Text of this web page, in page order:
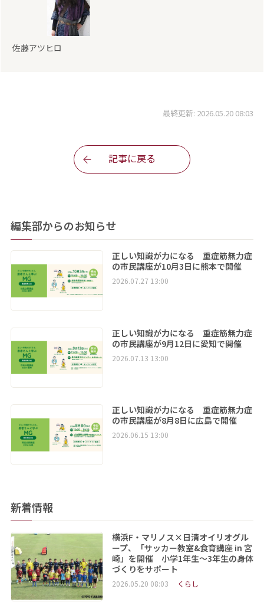
佐藤アツヒロ
最終更新: 2026.05.20 08:03
記事に戻る
編集部からのお知らせ
正しい知識が力になる 重症筋無力症
の市民講座が10月3日に熊本で開催
2026.07.27 13:00
正しい知識が力になる 重症筋無力症
の市民講座が9月12日に愛知で開催
2026.07.13 13:00
正しい知識が力になる 重症筋無力症
の市民講座が8月8日に広島で開催
2026.06.15 13:00
新着情報
横浜F・マリノス×日清オイリオグル
ープ、「サッカー教室&食育講座 in 宮
崎」を開催 小学1年生～3年生の身体
づくりをサポート
2026.05.20 08:03 くらし